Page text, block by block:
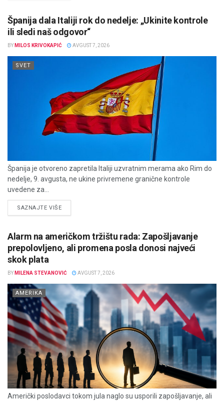
Španija dala Italiji rok do nedelje: „Ukinite kontrole
ili sledi naš odgovor“
BY MILOS KRIVOKAPIĆ AVGUST 7, 2026
SVET
Španija je otvoreno zapretila Italiji uzvratnim merama ako Rim do
nedelje, 9. avgusta, ne ukine privremene granične kontrole
uvedene za...
SAZNAJTE VIŠEDETAILS
Alarm na američkom tržištu rada: Zapošljavanje
prepolovljeno, ali promena posla donosi najveći
skok plata
BY MILENA STEVANOVIĆ AVGUST 7, 2026
AMERIKA
Američki poslodavci tokom jula naglo su usporili zapošljavanje, ali